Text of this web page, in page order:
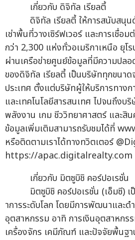
เกี่ยวกับ ดิจิทัล เรียลตี้
ดิจิทัล เรียลตี้ ให้การสนับสนุนด้
เช่าพื้นที่วางเซิร์ฟเวอร์ และการเชื่อ
กว่า 2,300 แห่งทั่วอเมริกาเหนือ ยุโร
ผ่านเครือข่ายศูนย์ข้อมูลที่มีความปล
ของดิจิทัล เรียลตี้ เป็นบริษัททุกขนาด
ประเทศ ตั้งแต่บริษัทผู้ให้บริการทางก
และเทคโนโลยีสารสนเทศ ไปจนถึงบ
พลังงาน เกม ชีววิทยาศาสตร์ และสิน
ข้อมูลเพิ่มเติมสามารถรับชมได้ที่
หรือติดตามเราได้ทางทวิตเตอร์
https://apac.digitalrealty.com
เกี่ยวกับ มิตซูบิชิ คอร์ปอเรชั่น
มิตซูบิชิ คอร์ปอเรชั่น (เอ็มซี) เ
าการระดับโลก โดยมีการพัฒนาและด
อุตสาหกรรม อาทิ การเงินอุตสาหกร
เครื่องจักร เคมีภัณฑ์ และปัจจัยพื้นฐ